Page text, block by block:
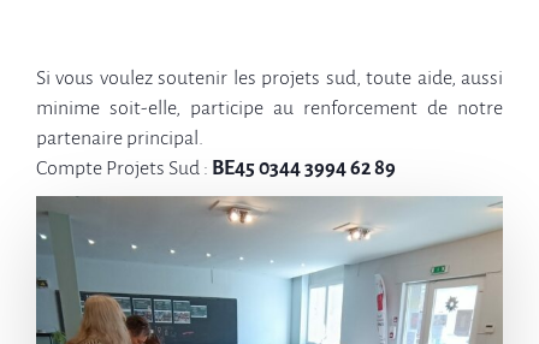
Si vous voulez soutenir les projets sud, toute aide, aussi
minime soit-elle, participe au renforcement de notre
partenaire principal.
Compte Projets Sud : BE45 0344 3994 62 89